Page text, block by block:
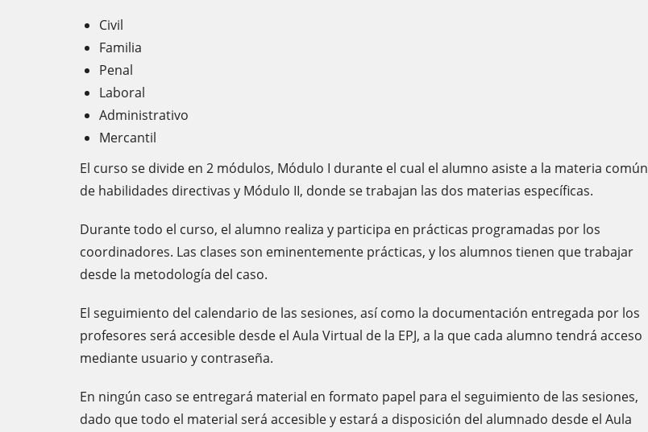
Civil
Familia
Penal
Laboral
Administrativo
Mercantil
El curso se divide en 2 módulos, Módulo I durante el cual el alumno asiste a la materia común
de habilidades directivas y Módulo II, donde se trabajan las dos materias específicas.
Durante todo el curso, el alumno realiza y participa en prácticas programadas por los
coordinadores. Las clases son eminentemente prácticas, y los alumnos tienen que trabajar
desde la metodología del caso.
El seguimiento del calendario de las sesiones, así como la documentación entregada por los
profesores será accesible desde el Aula Virtual de la EPJ, a la que cada alumno tendrá acceso
mediante usuario y contraseña.
En ningún caso se entregará material en formato papel para el seguimiento de las sesiones,
dado que todo el material será accesible y estará a disposición del alumnado desde el Aula